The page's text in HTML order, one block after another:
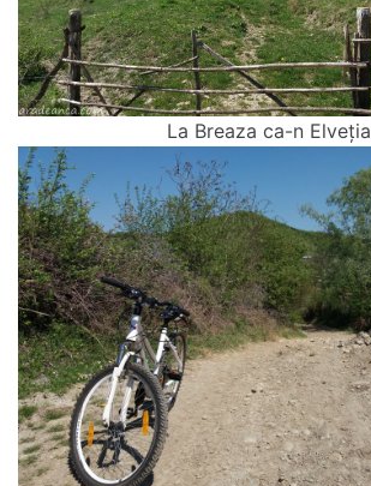
La Breaza ca-n Elveția